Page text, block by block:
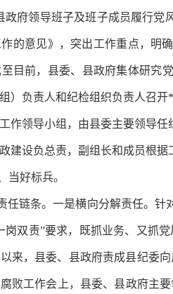
政府领导班子及班子成员履行
作的意见》，突出工作重点，
目前，县委、县政府集体研究
）负责人和纪检组织负责人召
作领导小组，由县委主要领导
建设负总责，副组长和成员根
当好标兵。
任链条。一是横向分解责任。
双责”要求，既抓业务、又抓
来，县委、县政府责成县纪委
败工作会上，县委、县政府主